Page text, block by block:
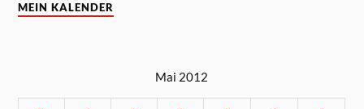
MEIN KALENDER
Mai 2012